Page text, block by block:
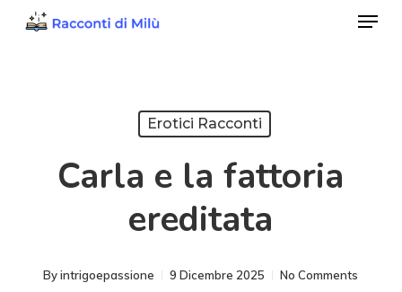
Menu
Erotici Racconti
Carla e la fattoria
ereditata
By intrigoepassione 9 Dicembre 2025 No Comments